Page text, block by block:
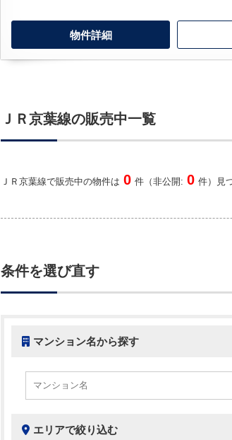
物件詳細
ＪＲ京葉線の販売中一覧
ＪＲ京葉線で販売中の物件は 0 件（非公開: 0 件）見
条件を選び直す
マンション名から探す
エリアで絞り込む